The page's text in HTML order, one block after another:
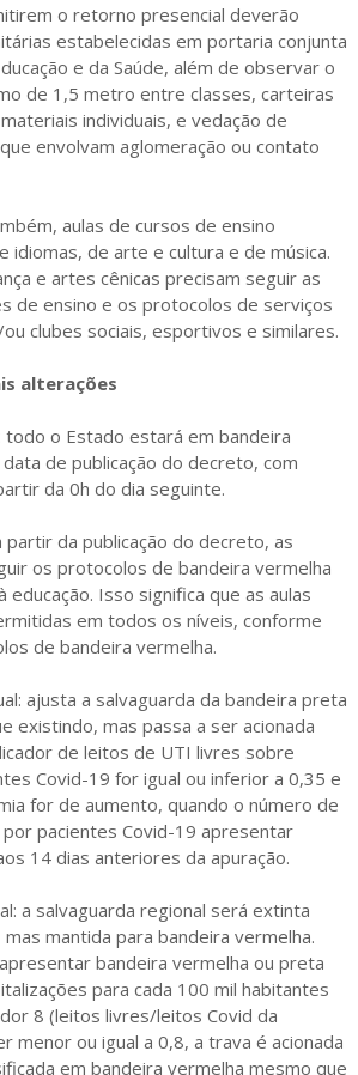
o retorno presencial deverão
estabelecidas em portaria conjunta
e da Saúde, além de observar o
de 1,5 metro entre classes, carteiras
individuais, e vedação de
envolvam aglomeração ou contato
aulas de cursos de ensino
idiomas, de arte e cultura e de música.
e artes cênicas precisam seguir as
de ensino e os protocolos de serviços
clubes sociais, esportivos e similares.
alterações
todo o Estado estará em bandeira
de publicação do decreto, com
da 0h do dia seguinte.
partir da publicação do decreto, as
os protocolos de bandeira vermelha
Isso significa que as aulas
em todos os níveis, conforme
de bandeira vermelha.
ajusta a salvaguarda da bandeira preta
existindo, mas passa a ser acionada
de leitos de UTI livres sobre
Covid-19 for igual ou inferior a 0,35 e
for de aumento, quando o número de
pacientes Covid-19 apresentar
14 dias anteriores da apuração.
a salvaguarda regional será extinta
mantida para bandeira vermelha.
bandeira vermelha ou preta
para cada 100 mil habitantes
8 (leitos livres/leitos Covid da
menor ou igual a 0,8, a trava é acionada
em bandeira vermelha mesmo que